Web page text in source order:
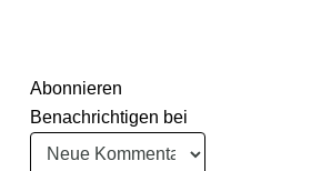
Abonnieren
Benachrichtigen bei